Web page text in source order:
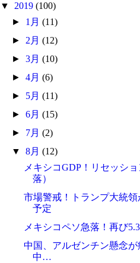
▼ 2019 (100)
► 1月(11)
► 2月(12)
►3月(10)
►4月(6)
► 5月(11)
►6月(15)
► 7月(2)
▼8月(12)
メキシコGDP！リセッシ
落）
市場警戒！トランプ大統
予定
メキシコペソ急落！再び
中国、アルゼンチン懸念
中…